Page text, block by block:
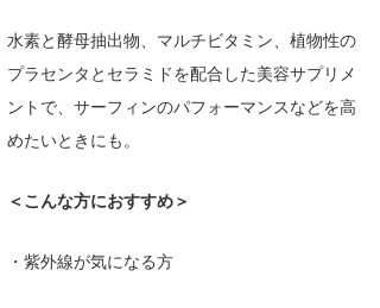
水素と酵母抽出物、マルチビタミン、植物性の
プラセンタとセラミドを配合した美容サプリメ
ントで、サーフィンのパフォーマンスなどを高
めたいときにも。
＜こんな方におすすめ＞
・紫外線が気になる方